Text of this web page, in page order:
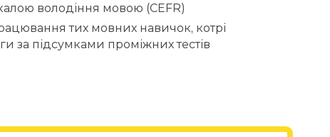
володіння мовою (CEFR)
тих мовних навичок, котрі
за підсумками проміжних тестів